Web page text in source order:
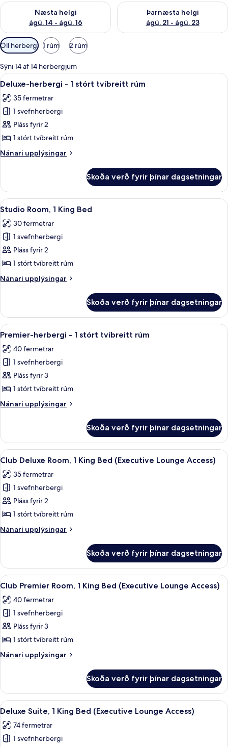
Næsta helgi
ágú. 14 - ágú. 16
Athuga framboð næstu helgi ágú. 14 - ágú. 16
Þarnæsta helgi
ágú. 21 - ágú. 23
Athuga framboð þarnæstu
Síur
í
boði
fyrir
herbergi
Öll herbergi 1 rúm 2 rúm
Sýni 14 af 14 herbergjum
Skoða
allar
myndir
fyrir
Deluxe-
herbergi
-
1
tvíbreitt
rúm
Deluxe-herbergi - 1 stórt tvíbreitt
5
Deluxe-herbergi - 1 stórt tvíbreitt rúm
35 fermetrar
1 svefnherbergi
Pláss fyrir 2
1 stórt tvíbreitt rúm
Nánari upplýsingar
Nánari
herbergi
1
tvíbreitt
rúm
Skoða verð fyrir þínar dagsetningar
Skoða
allar
myndir
fyrir
Studio
Room,
1
King
Studio Room, 1 King Bed | Míníbar,
4
Studio Room, 1 King Bed
30 fermetrar
1 svefnherbergi
Pláss fyrir 2
1 stórt tvíbreitt rúm
Nánari upplýsingar
Nánari
Room,
King
Skoða verð fyrir þínar dagsetningar
Skoða
allar
myndir
fyrir
Premier-
herbergi
-
1
tvíbreitt
rúm
Premier-herbergi - 1 stórt tvíbreitt
5
Premier-herbergi - 1 stórt tvíbreitt rúm
40 fermetrar
1 svefnherbergi
Pláss fyrir 3
1 stórt tvíbreitt rúm
Nánari upplýsingar
Nánari
herbergi
1
tvíbreitt
rúm
Skoða verð fyrir þínar dagsetningar
Skoða
allar
myndir
fyrir
Club
Deluxe
Room,
1
Bed
(Executive
Lounge
Access)
Club Deluxe Room, 1 King Bed
7
Club Deluxe Room, 1 King Bed (Executive Lounge Access)
35 fermetrar
1 svefnherbergi
Pláss fyrir 2
1 stórt tvíbreitt rúm
Nánari upplýsingar
Nánari
Deluxe
Room,
1
Bed
(Executive
Access)
Skoða verð fyrir þínar dagsetningar
Skoða
allar
myndir
fyrir
Club
Premier
Room,
1
Bed
(Executive
Lounge
Access)
Club Premier Room, 1 King Bed
9
Club Premier Room, 1 King Bed (Executive Lounge Access)
40 fermetrar
1 svefnherbergi
Pláss fyrir 3
1 stórt tvíbreitt rúm
Nánari upplýsingar
Nánari
Premier
Room,
1
Bed
(Executive
Skoða verð fyrir þínar dagsetningar
Skoða
allar
myndir
fyrir
Deluxe Suite, 1 King Bed (Executive
7
Deluxe Suite, 1 King Bed (Executive Lounge Access)
74 fermetrar
1 svefnherbergi